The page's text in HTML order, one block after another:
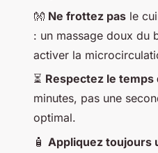
👐 Ne frottez pas le
: un massage doux du
activer la
⏳ Respectez le temps
minutes, pas une
optimal.
🧴 Appliquez toujours